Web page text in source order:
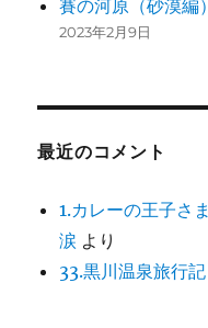
賽の河原（砂漠編）
2023年2月9日
最近のコメント
1.カレーの王子さま
涙 より
33.黒川温泉旅行記